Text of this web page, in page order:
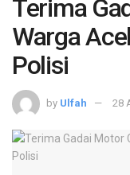
Terima
Warga
Polisi
by Ulfah 28